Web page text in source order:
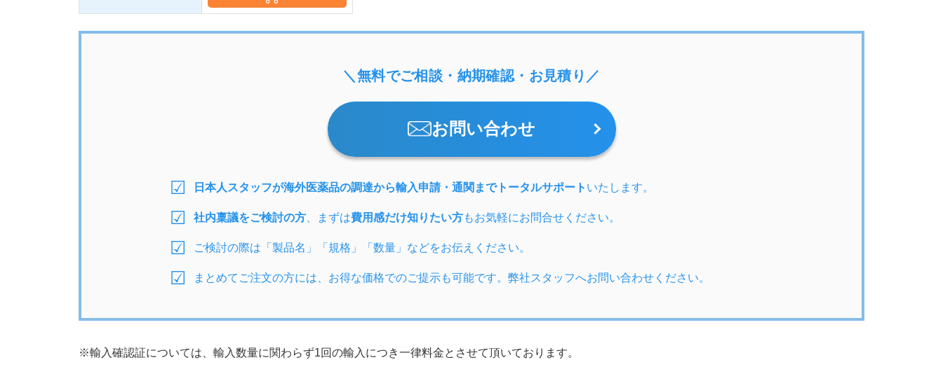
＼無料でご相談・納期確認・お見積り／
お問い合わせ
日本人スタッフが海外医薬品の調達から輸入申請・通関までトータルサポート いたします。
社内稟議をご検討の方 、まずは費用感だけ知りたい方もお気軽にお問合せください。
ご検討の際は「製品名」「規格」「数量」などをお伝えください。
まとめてご注文の方には、お得な価格でのご提示も可能です。弊社スタッフへお問い合わせください。
※輸入確認証については、輸入数量に関わらず1回の輸入につき一律料金とさせて頂いております。